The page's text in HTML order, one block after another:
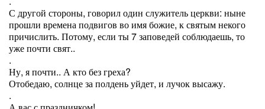
С другой стороны, говорил один служитель церкви: ныне
прошли времена подвигов во имя божие, к святым некого
причислить. Потому, если ты 7 заповедей соблюдаешь, то
уже почти свят..
.
Ну, я почти.. А кто без греха?
Отобедаю, солнце за полдень уйдет, и лучок высажу.
.